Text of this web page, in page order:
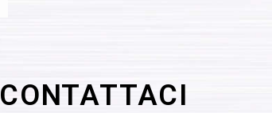
CONTATTACI